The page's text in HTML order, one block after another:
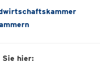
Sie hier: